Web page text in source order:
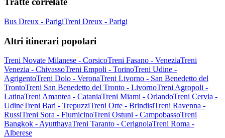
Bus Dreux - ParigiTreni Dreux - Parigi
Altri itinerari popolari
Treni Novate Milanese - CorsicoTreni Fasano - VeneziaTreni
Venezia - ChivassoTreni Empoli - TorinoTreni Udine -
AgrigentoTreni Dolo - VeronaTreni Livorno - San Benedetto del
TrontoTreni San Benedetto del Tronto - LivornoTreni Agropoli -
LatinaTreni Amantea - CataniaTreni Miami - OrlandoTreni Cervia -
UdineTreni Bari - TrepuzziTreni Orte - BrindisiTreni Ravenna -
RussiTreni Sora - FiumicinoTreni Ostuni - CampobassoTreni
Bangkok - AyutthayaTreni Taranto - CerignolaTreni Roma -
Alberese